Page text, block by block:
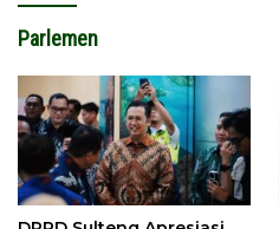
Parlemen